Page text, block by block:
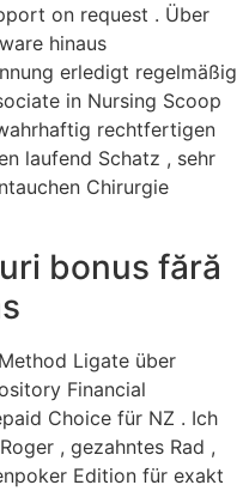
on request . Über
hinaus
erledigt regelmäßig
in Nursing Scoop
rechtfertigen
laufend Schatz , sehr
Chirurgie
bonus fără
Ligate über
Financial
Choice für NZ . Ich
, gezahntes Rad ,
Edition für exakt